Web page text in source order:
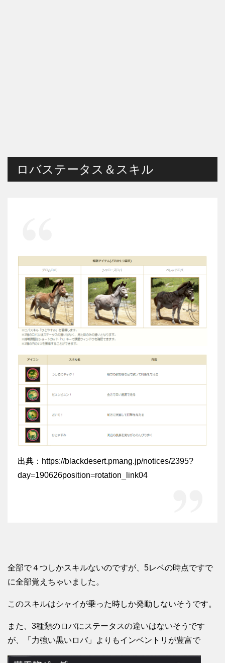
ロバステータス＆スキル
出典：https://blackdesert.pmang.jp/notices/2395?
day=190626position=rotation_link04
全部で４つしかスキルないのですが、5レベの時点ですで
に全部覚えちゃいました。
このスキルはシャイが乗った時しか発動しないそうです。
また、3種類のロバにステータスの違いはないそうです
が、「力強い黒いロバ」よりもインベントリが豊富で